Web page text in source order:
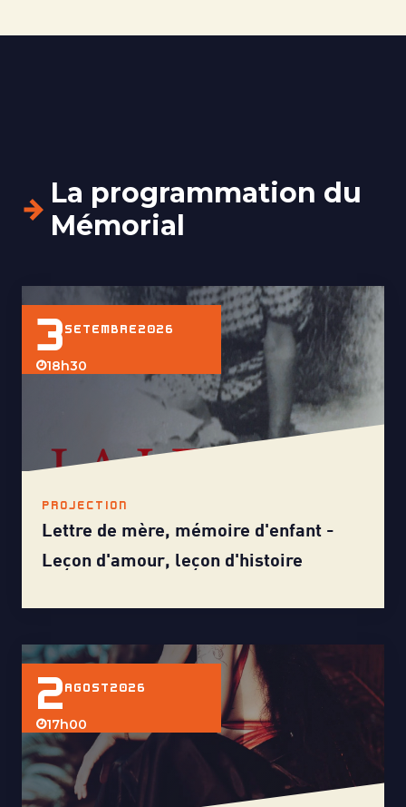
La programmation du
Mémorial
3 SETEMBRE 2026
18h30
PROJECTION
Lettre de mère, mémoire d'enfant -
Leçon d'amour, leçon d'histoire
2 AGOST 2026
17h00